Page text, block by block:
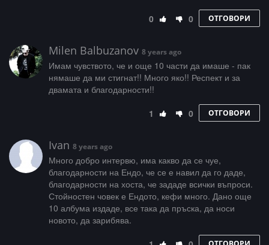
0 0 ОТГОВОРИ
Milen Balbuzanov 8 years ago
Имам чувството, че и още 10 части да имаше - пак
нямаше да ми стигнат!! Много яко!! Респект и за
двамата и благодарности!!
1 0 ОТГОВОРИ
Ivan 8 years ago
Много добро интервю, има какво да се чуе,
благодарности на Ендо, че се е навил да го даде,
благодарности на хоста, че зададе всички въпроси.
Стойностен човек е Ендото, кефи много. Дано още
10 албума издаде, все така да пръска, да носи
новото, да зарибява.